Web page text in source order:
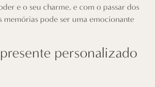
e o seu charme, e com o passar dos
memórias pode ser uma emocionante
personalizado